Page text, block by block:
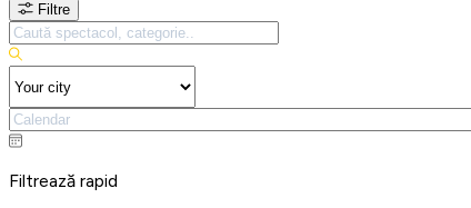
Filtre
Filtrează rapid